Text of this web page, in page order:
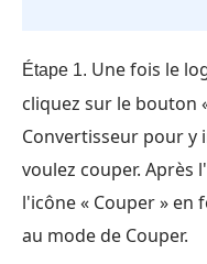
Étape 1. Une fois le
cliquez sur le bouton
Convertisseur pour y
voulez couper.
l'icône « Couper » en
au mode de Couper.